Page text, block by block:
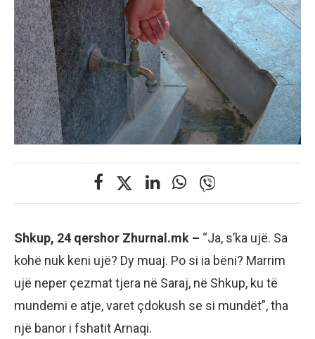
Shkup, 24 qershor Zhurnal.mk – “Ja, s’ka ujë. Sa
kohë nuk keni ujë? Dy muaj. Po si ia bëni? Marrim
ujë neper çezmat tjera në Saraj, në Shkup, ku të
mundemi e atje, varet çdokush se si mundët”, tha
një banor i fshatit Arnaqi.